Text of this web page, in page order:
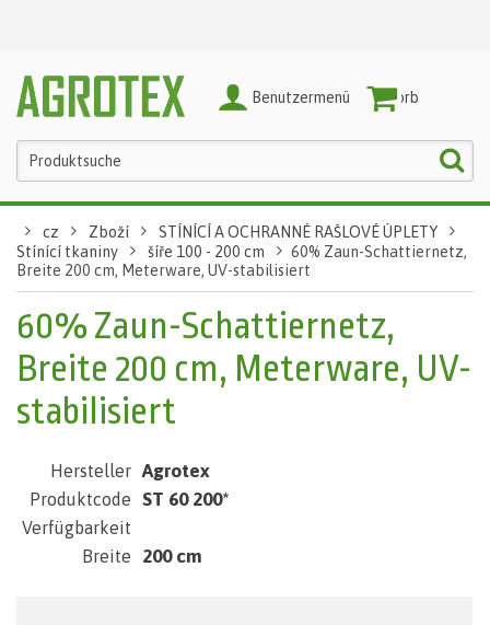
Warenkorb
Benutzermenü
cz Zboží
STÍNÍCÍ A OCHRANNÉ RAŠLOVÉ ÚPLETY
Stínící tkaniny
šíře 100 - 200 cm
60% Zaun-Schattiernetz,
Breite 200 cm, Meterware, UV-stabilisiert
60% Zaun-Schattiernetz,
Breite 200 cm, Meterware, UV-
stabilisiert
Hersteller Agrotex
Produktcode ST 60 200*
Verfügbarkeit
Breite
200 cm